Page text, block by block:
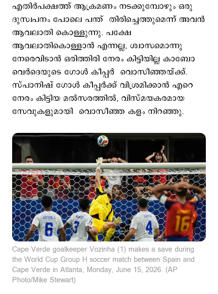
എതിര്‍പക്ഷത്ത് ആക്രമണം നടക്കുമ്പോഴും ഒരു
ദുസ്വപനം പോലെ പന്ത് തിരിച്ചെത്തുമെന്ന് അവന്‍
ആവലാതി കൊള്ളുന്നു. പക്ഷേ
ആവലാതികൊള്ളാന്‍ എന്നല്ല, ശ്വാസമൊന്നു
നേരെവിടാന്‍ ഒരിത്തിരി നേരം കിട്ടിയില്ല കാബോ
വെർദെയുടെ ഗോള്‍ കീപ്പര്‍ വൊസീഞ്ഞയ്ക്ക്.
സ്പാനിഷ് ഗോള്‍ കീപ്പര്‍ക്ക് വിശ്രമിക്കാന്‍ എറെ
നേരം കിട്ടിയ മല്‍സരത്തില്‍, വിസ്മയകരമായ
സേവുകളുമായി വൊസീഞ്ഞ കളം നിറഞ്ഞു.
Cape Verde goalkeeper Vozinha (1) makes a save during
the World Cup Group H soccer match between Spain and
Cape Verde in Atlanta, Monday, June 15, 2026. (AP
Photo/Mike Stewart)